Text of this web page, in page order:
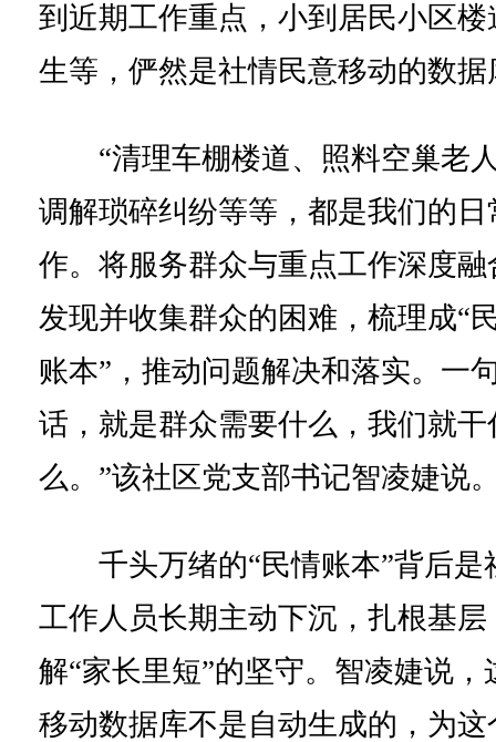
到近期工作重点，小到居民小区楼
生等，俨然是社情民意移动的数据
“清理车棚楼道、照料空巢老
调解琐碎纠纷等等，都是我们的日
作。将服务群众与重点工作深度融
发现并收集群众的困难，梳理成“
账本”，推动问题解决和落实。一
话，就是群众需要什么，我们就干
么。”该社区党支部书记智凌婕说
千头万绪的“民情账本”背后是
工作人员长期主动下沉，扎根基层
解“家长里短”的坚守。智凌婕说，
移动数据库不是自动生成的，为这